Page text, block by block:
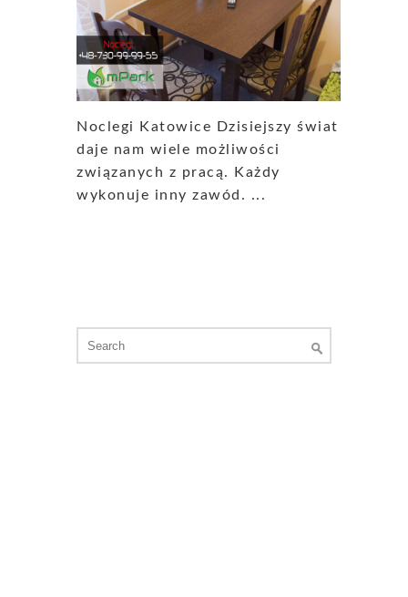
Noclegi Katowice Dzisiejszy świat
daje nam wiele możliwości
związanych z pracą. Każdy
wykonuje inny zawód. ...
for: